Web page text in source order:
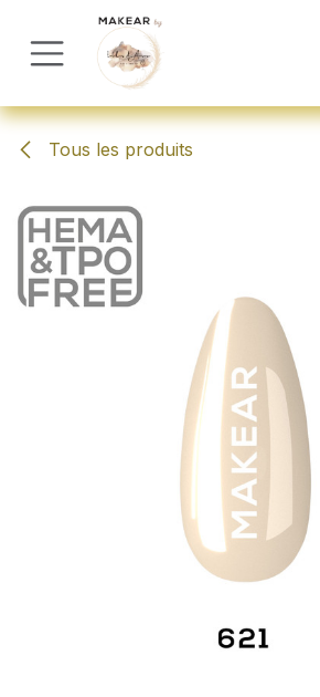
Se rendre au contenu
Tous les produits